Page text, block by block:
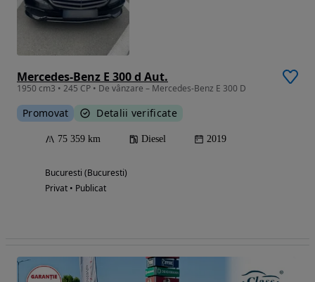
Mercedes-Benz E 300 d Aut.
1950 cm3 • 245 CP • De vânzare – Mercedes-Benz E 300 D
Promovat Detalii verificate
75 359 km Diesel 2019
Bucuresti (Bucuresti)
Privat • Publicat